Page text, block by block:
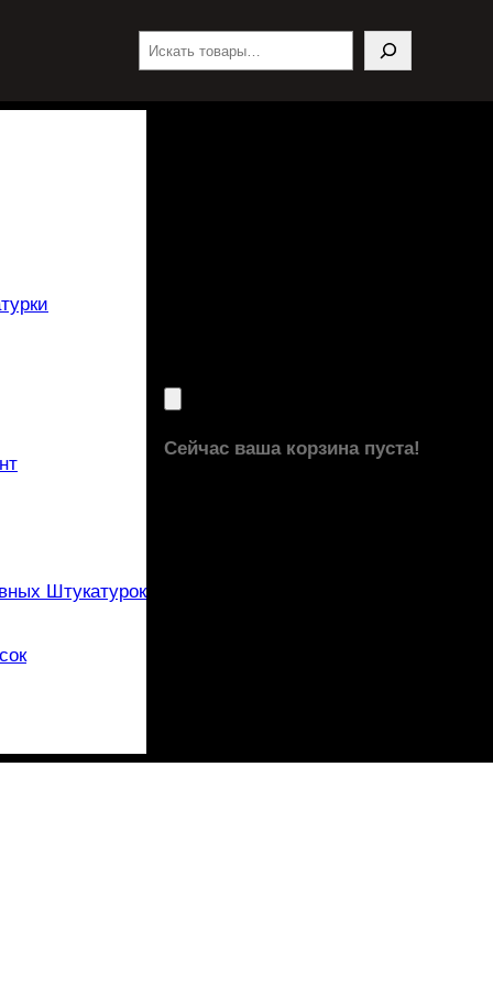
Поиск
Штукатурок
Сейчас ваша корзина пуста!